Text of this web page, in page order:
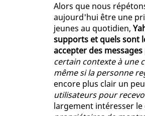
Alors que nous
aujourd'hui être une
jeunes au quotidien,
supports et quels sont
accepter des
certain contexte à une
même si la personne
encore plus clair un
utilisateurs pour
largement intéresser